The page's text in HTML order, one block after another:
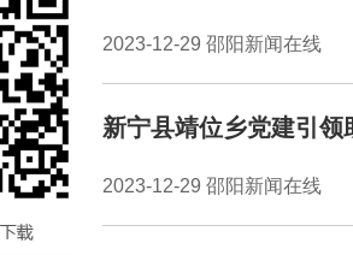
2023-12-29 邵阳新闻在线
新宁县靖位乡党建引
2023-12-29 邵阳新闻在线